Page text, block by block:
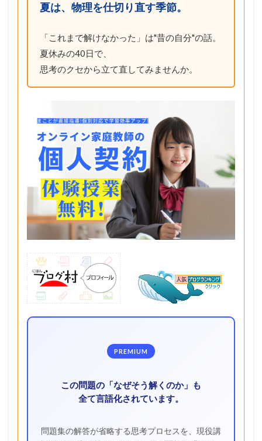
夏は、物理を仕切り直す季節。
「これまで解けなかった」は"昔の自分"の話。
夏休みの40日で、
思考のクセから立て直してみませんか。
PREMIUM
この問題の「なぜそう解くのか」も
全て言語化されています。
問題集の解答が省略する思考プロセスを、現役講